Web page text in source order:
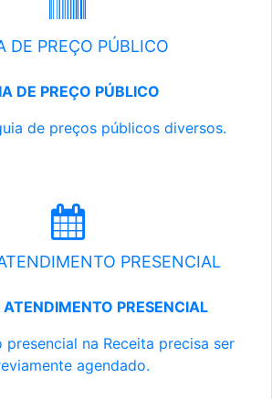
DE PREÇO PÚBLICO
DE PREÇO PÚBLICO
de preços públicos diversos.
PRESENCIAL
PRESENCIAL
presencial na Receita precisa ser
agendado.